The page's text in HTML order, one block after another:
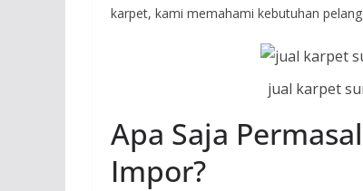
karpet, kami memahami kebutuhan
jual karpet
Apa Saja
Impor?